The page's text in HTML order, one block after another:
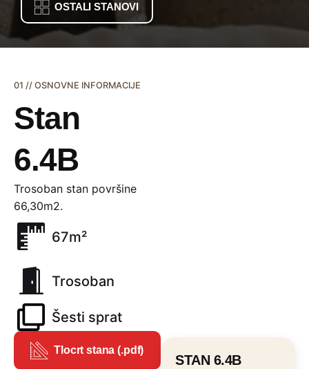
OSTALI STANOVI
01 // OSNOVNE INFORMACIJE
Stan
6.4B
Trosoban stan površine
66,30m2.
67m²
Trosoban
Šesti sprat
Tlocrt stana (.pdf)
STAN 6.4B